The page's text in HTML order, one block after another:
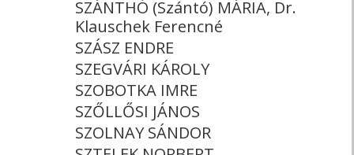
SZÁNTHÓ (Szántó) MÁRIA, Dr.
Klauschek Ferencné
SZÁSZ ENDRE
SZEGVÁRI KÁROLY
SZOBOTKA IMRE
SZŐLLŐSI JÁNOS
SZOLNAY SÁNDOR